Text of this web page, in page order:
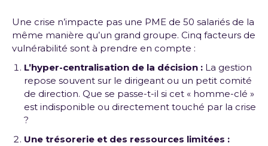
Une crise n’impacte pas une PME de 50 salariés de la
même manière qu’un grand groupe. Cinq facteurs de
vulnérabilité sont à prendre en compte :
L’hyper-centralisation de la décision : La gestion
repose souvent sur le dirigeant ou un petit comité
de direction. Que se passe-t-il si cet « homme-clé »
est indisponible ou directement touché par la crise
?
Une trésorerie et des ressources limitées :